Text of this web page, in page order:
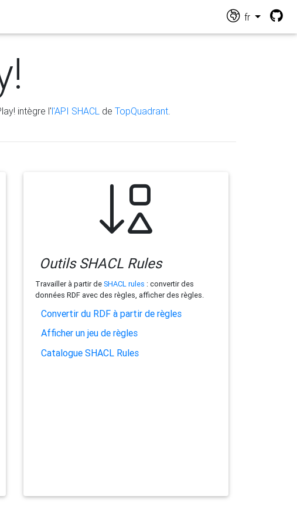
fr
intègre l'l'API SHACL de TopQuadrant.
Outils SHACL Rules
Travailler à partir deSHACL rules : convertir des
données RDF avec des règles, afficher des règles.
Convertir du RDF à partir de règles
Afficher un jeu de règles
Catalogue SHACL Rules